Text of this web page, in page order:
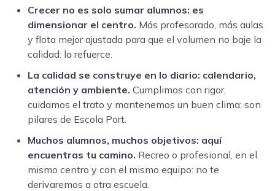
Crecer no es solo sumar alumnos: es
dimensionar el centro. Más profesorado, más aulas
y flota mejor ajustada para que el volumen no baje la
calidad: la refuerce.
La calidad se construye en lo diario: calendario,
atención y ambiente. Cumplimos con rigor,
cuidamos el trato y mantenemos un buen clima: son
pilares de Escola Port.
Muchos alumnos, muchos objetivos: aquí
encuentras tu camino. Recreo o profesional, en el
mismo centro y con el mismo equipo: no te
derivaremos a otra escuela.